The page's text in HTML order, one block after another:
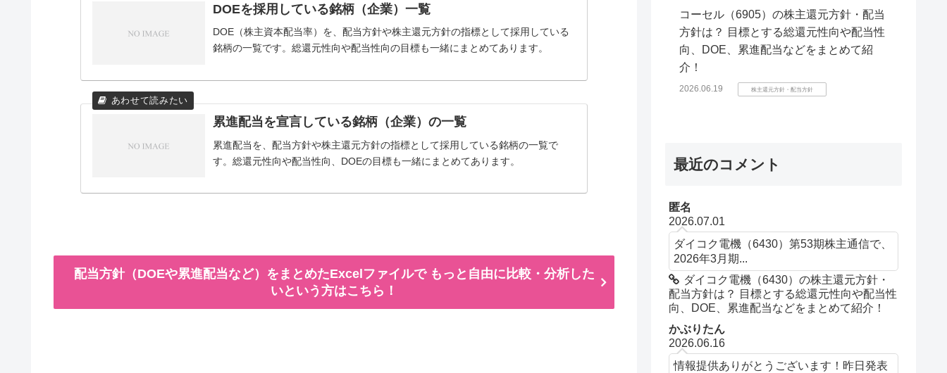
DOEを採用している銘柄（企業）一覧
DOE（株主資本配当率）を、配当方針や株主還元方針の指標として採用している
銘柄の一覧です。総還元性向や配当性向の目標も一緒にまとめてあります。
累進配当を宣言している銘柄（企業）の一覧
累進配当を、配当方針や株主還元方針の指標として採用している銘柄の一覧で
す。総還元性向や配当性向、DOEの目標も一緒にまとめてあります。
配当方針（DOEや累進配当など）をまとめたExcelファイルで もっと自由に比較・分析した
いという方はこちら！
コーセル（6905）の株主還元方針・配当
方針は？ 目標とする総還元性向や配当性
向、DOE、累進配当などをまとめて紹
介！
2026.06.19 株主還元方針・配当方針
最近のコメント
匿名
2026.07.01
ダイコク電機（6430）第53期株主通信で、
2026年3月期...
ダイコク電機（6430）の株主還元方針・
配当方針は？ 目標とする総還元性向や配当性
向、DOE、累進配当などをまとめて紹介！
かぶりたん
2026.06.16
情報提供ありがとうございます！昨日発表